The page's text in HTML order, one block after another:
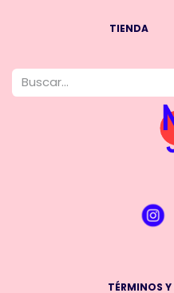
TIENDA
TÉRMINOS